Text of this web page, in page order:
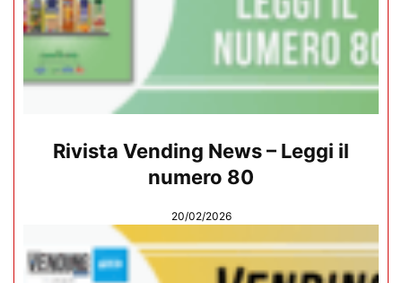
Rivista Vending News – Leggi il
numero 80
20/02/2026